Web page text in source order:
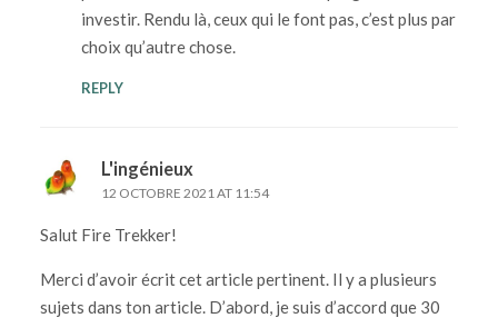
investir. Rendu là, ceux qui le font pas, c’est plus par
choix qu’autre chose.
REPLY
L'ingénieux
12 OCTOBRE 2021 AT 11:54
Salut Fire Trekker!
Merci d’avoir écrit cet article pertinent. Il y a plusieurs
sujets dans ton article. D’abord, je suis d’accord que 30